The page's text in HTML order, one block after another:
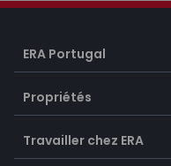
ERA Portugal
Propriétés
Travailler chez ERA